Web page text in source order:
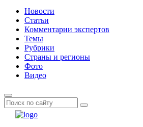
Новости
Статьи
Комментарии экспертов
Темы
Рубрики
Страны и регионы
Фото
Видео